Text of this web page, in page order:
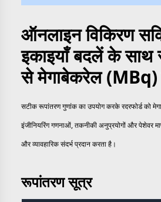
ऑनलाइन विकिरण
इकाइयाँ बदलें के साथ
से मेगाबेकरेल (MBq)
सटीक रूपांतरण गुणांक का उपयोग करके रदरफोर्ड को
इंजीनियरिंग गणनाओं, तकनीकी अनुप्रयोगों और पेशेवर
और व्यावहारिक संदर्भ प्रदान करता है।
रूपांतरण सूत्र